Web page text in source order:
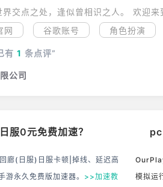
界交点之处，逢似曾相识之人。 欢迎来
网
谷歌账号 角色扮演
有 1 条点评”
公司
服0元免费加速？
廊(日服)日服卡顿|掉线、延迟高
永久免费版加速器。 >>加速教
模拟运